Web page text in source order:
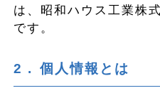
は、昭和ハウス工業株
です。
個人情報とは